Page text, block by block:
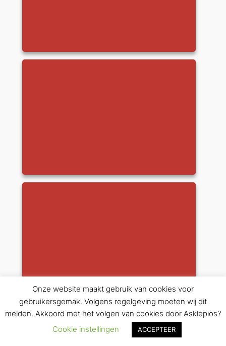
Onze website maakt gebruik van cookies voor
gebruikersgemak. Volgens regelgeving moeten wij dit
melden. Akkoord met het volgen van cookies door Asklepios?
Cookie instellingen
ACCEPTEER